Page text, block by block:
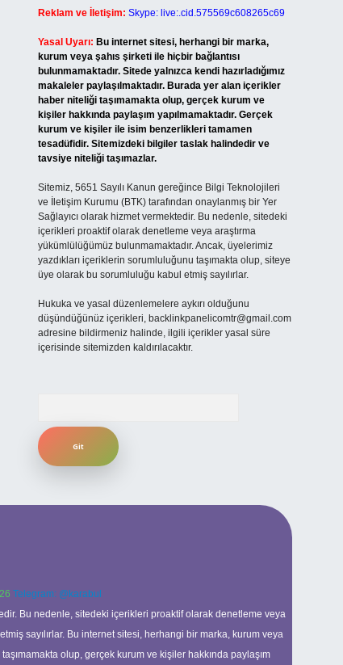
Reklam ve İletişim: Skype: live:.cid.575569c608265c69
Yasal Uyarı: Bu internet sitesi, herhangi bir marka,
kurum veya şahıs şirketi ile hiçbir bağlantısı
bulunmamaktadır. Sitede yalnızca kendi hazırladığımız
makaleler paylaşılmaktadır. Burada yer alan içerikler
haber niteliği taşımamakta olup, gerçek kurum ve
kişiler hakkında paylaşım yapılmamaktadır. Gerçek
kurum ve kişiler ile isim benzerlikleri tamamen
tesadüfidir. Sitemizdeki bilgiler taslak halindedir ve
tavsiye niteliği taşımazlar.
Sitemiz, 5651 Sayılı Kanun gereğince Bilgi Teknolojileri
ve İletişim Kurumu (BTK) tarafından onaylanmış bir Yer
Sağlayıcı olarak hizmet vermektedir. Bu nedenle, sitedeki
içerikleri proaktif olarak denetleme veya araştırma
yükümlülüğümüz bulunmamaktadır. Ancak, üyelerimiz
yazdıkları içeriklerin sorumluluğunu taşımakta olup, siteye
üye olarak bu sorumluluğu kabul etmiş sayılırlar.
Hukuka ve yasal düzenlemelere aykırı olduğunu
düşündüğünüz içerikleri, backlinkpanelicomtr@gmail.com
adresine bildirmeniz halinde, ilgili içerikler yasal süre
içerisinde sitemizden kaldırılacaktır.
Telegram: @karabul
Bu nedenle, sitedeki içerikleri proaktif olarak denetleme veya
sayılırlar. Bu internet sitesi, herhangi bir marka, kurum veya
olup, gerçek kurum ve kişiler hakkında paylaşım